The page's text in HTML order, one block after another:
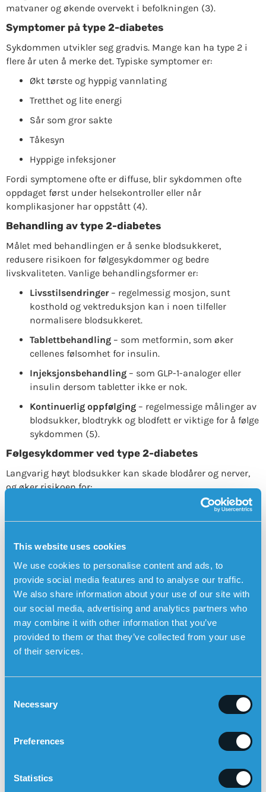
This website uses cookies
We use cookies to personalise content and ads, to
provide social media features and to analyse our traffic.
We also share information about your use of our site with
our social media, advertising and analytics partners who
may combine it with other information that you’ve
provided to them or that they’ve collected from your use
of their services.
Necessary
Preferences
Statistics
matvaner og økende overvekt i befolkningen (3).
Symptomer på type 2-diabetes
Sykdommen utvikler seg gradvis. Mange kan ha type 2 i
flere år uten å merke det. Typiske symptomer er:
Økt tørste og hyppig vannlating
Tretthet og lite energi
Sår som gror sakte
Tåkesyn
Hyppige infeksjoner
Fordi symptomene ofte er diffuse, blir sykdommen ofte
oppdaget først under helsekontroller eller når
komplikasjoner har oppstått (4).
Behandling av type 2-diabetes
Målet med behandlingen er å senke blodsukkeret,
redusere risikoen for følgesykdommer og bedre
livskvaliteten. Vanlige behandlingsformer er:
Livsstilsendringer– regelmessig mosjon, sunt
kosthold og vektreduksjon kan i noen tilfeller
normalisere blodsukkeret.
Tablettbehandling– som metformin, som øker
cellenes følsomhet for insulin.
Injeksjonsbehandling– som GLP-1-analoger eller
insulin dersom tabletter ikke er nok.
Kontinuerlig oppfølging– regelmessige målinger av
blodsukker, blodtrykk og blodfett er viktige for å følge
sykdommen (5).
Følgesykdommer ved type 2-diabetes
Langvarig høyt blodsukker kan skade blodårer og nerver,
og øker risikoen for:
Hjerte- og karsykdom (hjerteinfarkt, slag)
Nerveskader (nevropati)
Øyesykdommer (retinopati, grå stær)
Sår som gror dårlig og fotsår (6)
Derfor er tidlig diagnose og god behandling avgjørende.
Type 2-diabetes og økt fallrisiko
Som ved type 1 øker også type 2 risikoen for fall, spesielt
blant eldre:
Nevropati– nerveskader i føtter og ben reduserer
Synsproblemer
– retinopati og andre øyesykdommer
Hypoglykemi
– enkelte medisiner kan senke